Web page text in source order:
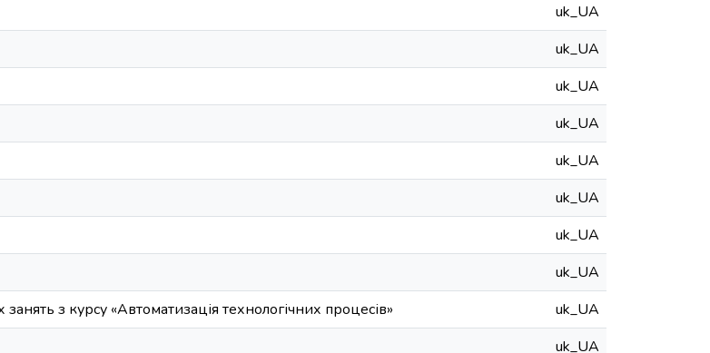
uk_UA
uk_UA
uk_UA
uk_UA
uk_UA
uk_UA
uk_UA
uk_UA
з курсу «Автоматизація технологічних процесів»
uk_UA
uk_UA